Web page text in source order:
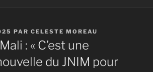
PAR CELESTE MOREAU
: « C’est une
du JNIM pour